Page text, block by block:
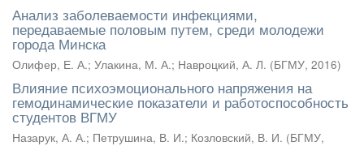
Анализ заболеваемости инфекциями,
передаваемые половым путем, среди молодежи
города Минска
Олифер, Е. А.; Улакина, М. А.; Навроцкий, А. Л. (БГМУ, 2016)
Влияние психоэмоционального напряжения на
гемодинамические показатели и работоспособность
студентов ВГМУ
Назарук, А. А.; Петрушина, В. И.; Козловский, В. И. (БГМУ,